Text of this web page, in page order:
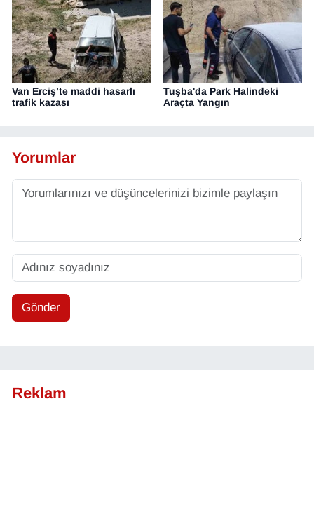
Van Erciş’te maddi hasarlı
trafik kazası
Tuşba'da Park Halindeki
Araçta Yangın
Yorumlar
Gönder
Reklam